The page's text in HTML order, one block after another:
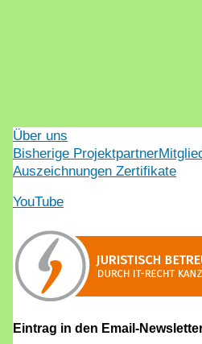
Über uns
Bisherige Projektpartner
Auszeichnungen Zertifikate
YouTube
Eintrag in den Email-